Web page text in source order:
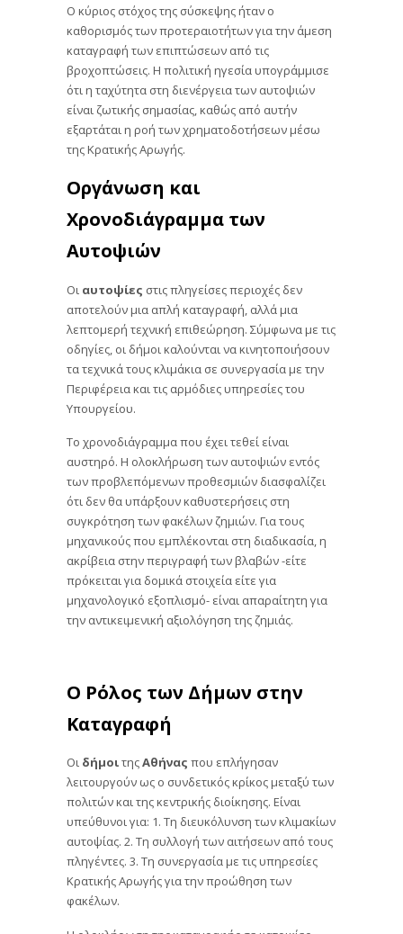
Ο κύριος στόχος της σύσκεψης ήταν ο
καθορισμός των προτεραιοτήτων για την άμεση
καταγραφή των επιπτώσεων από τις
βροχοπτώσεις. Η πολιτική ηγεσία υπογράμμισε
ότι η ταχύτητα στη διενέργεια των αυτοψιών
είναι ζωτικής σημασίας, καθώς από αυτήν
εξαρτάται η ροή των χρηματοδοτήσεων μέσω
της Κρατικής Αρωγής.
Οργάνωση και
Χρονοδιάγραμμα των
Αυτοψιών
Οι αυτοψίες στις πληγείσες περιοχές δεν
αποτελούν μια απλή καταγραφή, αλλά μια
λεπτομερή τεχνική επιθεώρηση. Σύμφωνα με τις
οδηγίες, οι δήμοι καλούνται να κινητοποιήσουν
τα τεχνικά τους κλιμάκια σε συνεργασία με την
Περιφέρεια και τις αρμόδιες υπηρεσίες του
Υπουργείου.
Το χρονοδιάγραμμα που έχει τεθεί είναι
αυστηρό. Η ολοκλήρωση των αυτοψιών εντός
των προβλεπόμενων προθεσμιών διασφαλίζει
ότι δεν θα υπάρξουν καθυστερήσεις στη
συγκρότηση των φακέλων ζημιών. Για τους
μηχανικούς που εμπλέκονται στη διαδικασία, η
ακρίβεια στην περιγραφή των βλαβών -είτε
πρόκειται για δομικά στοιχεία είτε για
μηχανολογικό εξοπλισμό- είναι απαραίτητη για
την αντικειμενική αξιολόγηση της ζημιάς.
Ο Ρόλος των Δήμων στην
Καταγραφή
Οι δήμοιτηςΑθήνας που επλήγησαν
λειτουργούν ως ο συνδετικός κρίκος μεταξύ των
πολιτών και της κεντρικής διοίκησης. Είναι
υπεύθυνοι για: 1. Τη διευκόλυνση των κλιμακίων
αυτοψίας. 2. Τη συλλογή των αιτήσεων από τους
πληγέντες. 3. Τη συνεργασία με τις υπηρεσίες
Κρατικής Αρωγής για την προώθηση των
φακέλων.